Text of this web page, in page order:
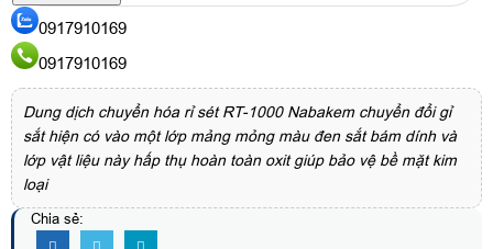
0917910169
0917910169
Dung dịch chuyển hóa rỉ sét RT-1000 Nabakem chuyển đổi gỉ
sắt hiện có vào một lớp mảng mỏng màu đen sắt bám dính và
lớp vật liệu này hấp thụ hoàn toàn oxit giúp bảo vệ bề mặt kim
loại
Chia sẻ: